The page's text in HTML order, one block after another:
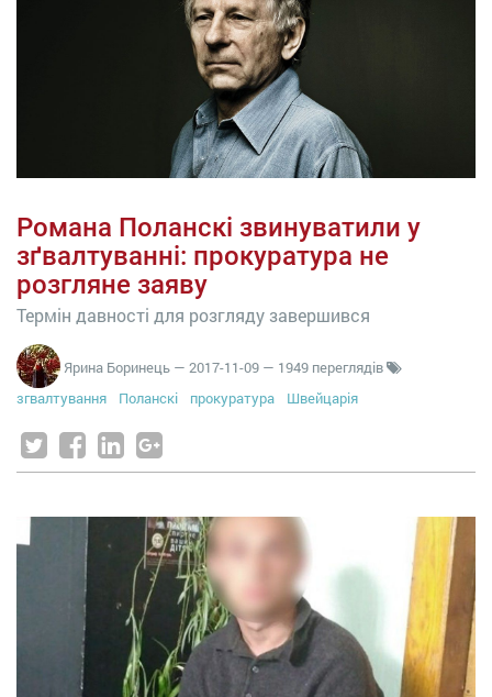
Романа Поланскі звинуватили у
зґвалтуванні: прокуратура не
розгляне заяву
Термін давності для розгляду завершився
Ярина Боринець — 2017-11-09 — 1949 переглядів
згвалтування
Поланскі прокуратура Швейцарія